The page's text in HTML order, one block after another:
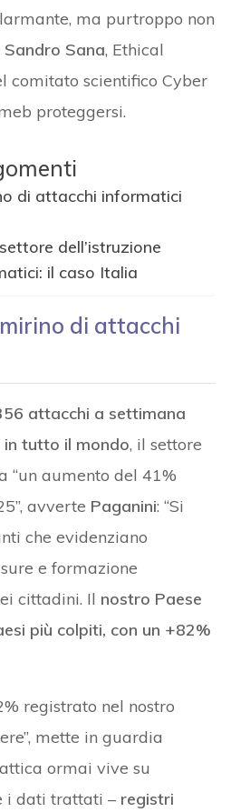
ma purtroppo non
Sandro Sana, Ethical
comitato scientifico Cyber
proteggersi.
di attacchi informatici
dell’istruzione
il caso Italia
di attacchi
attacchi a settimana
in tutto il mondo, il settore
“un aumento del 41%
avverte Paganini: “Si
che evidenziano
e formazione
cittadini. Il nostro Paese
più colpiti, con un +82%
registrato nel nostro
mette in guardia
ormai vive su
i dati trattati – registri